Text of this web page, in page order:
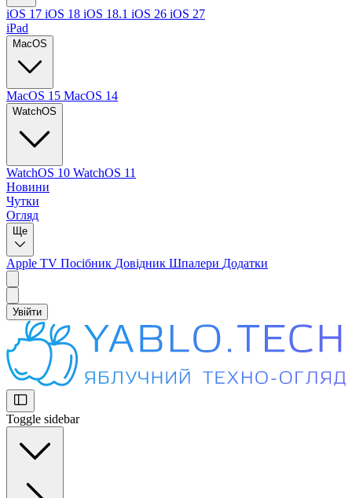
iOS 17 iOS 18 iOS 18.1 iOS 26 iOS 27
iPad
MacOS
MacOS 15 MacOS 14
WatchOS
WatchOS 10 WatchOS 11
Новини
Чутки
Огляд
Ще
Apple TV Посібник Довідник Шпалери Додатки
Увійти
Toggle sidebar